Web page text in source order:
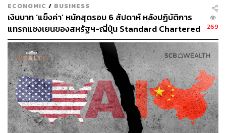
อีกหนึ่งจุดเด่นคือการออกแบบพื้นที่ภายในให้เชื่อมต่อกันผ่าน
โถงกลางขนาดใหญ่คล้าย Urban Street ภายในอาคาร
ทำให้บรรยากาศของที่นี่ให้ความรู้สึกใกล้เคียงกับไลฟ์สไตล์
มอลล์มากกว่าศูนย์กีฬาทั่วไป และช่วยให้พื้นที่มีชีวิตชีวา
ตลอดทั้งวัน
ECONOMIC / BUSINESS
เงินบาท ‘แข็งค่า’ หนักสุดรอบ 6 สัปดาห์ หลังปฏิบัติการ
แทรกแซงเยนของสหรัฐฯ-ญี่ปุ่น Standard Chartered
เปิดเป้าสิ้นปีนี้จ่อแข็งต่อแตะ 32.50 บาทต่อดอลลาร์
269